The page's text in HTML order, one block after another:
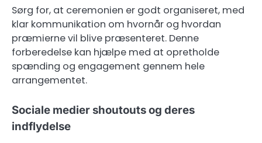
Sørg for, at ceremonien er godt organiseret, med
klar kommunikation om hvornår og hvordan
præmierne vil blive præsenteret. Denne
forberedelse kan hjælpe med at opretholde
spænding og engagement gennem hele
arrangementet.
Sociale medier shoutouts og deres
indflydelse